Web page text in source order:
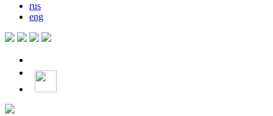
rus
eng